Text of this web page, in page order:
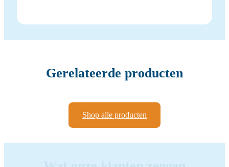
Gerelateerde producten
Shop alle producten